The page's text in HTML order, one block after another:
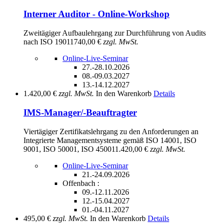
Interner Auditor - Online-Workshop
Zweitägiger Aufbaulehrgang zur Durchführung von Audits
nach ISO 19011 740,00 € zzgl. MwSt.
Online-Live-Seminar
27.-28.10.2026
08.-09.03.2027
13.-14.12.2027
1.420,00 € zzgl. MwSt. In den Warenkorb Details
IMS-Manager/-Beauftragter
Viertägiger Zertifikatslehrgang zu den Anforderungen an
Integrierte Managementsysteme gemäß ISO 14001, ISO
9001, ISO 50001, ISO 450011.420,00 € zzgl. MwSt.
Online-Live-Seminar
21.-24.09.2026
Offenbach :
09.-12.11.2026
12.-15.04.2027
01.-04.11.2027
495,00 € zzgl. MwSt. In den Warenkorb Details